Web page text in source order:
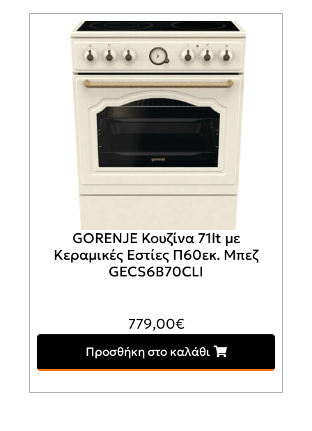
GORENJE Κουζίνα 71lt με
Κεραμικές Εστίες Π60εκ. Μπεζ
GECS6B70CLI
779,00€
Προσθήκη στο καλάθι